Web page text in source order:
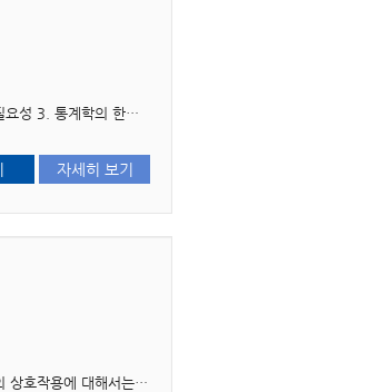
차례 제1부 통계학의 기본지식 제1장 통계학의 의미, 필요성 및 한계점 1. 통계학의 의미 2. 사회과학에서의 통계학의 필요성 3. 통계학의 한계점 제2장 통계학..
자세히 보기
머리말 우리 사회에서 인간과 환경과의 관계를 공생의 관계로 보는 관점에서 인간행동과 사회환경의 다양한 요소와 이들의 상호작용에 대해서는 여러 학설이 있다. 또한 인간을 생애주기적 관..